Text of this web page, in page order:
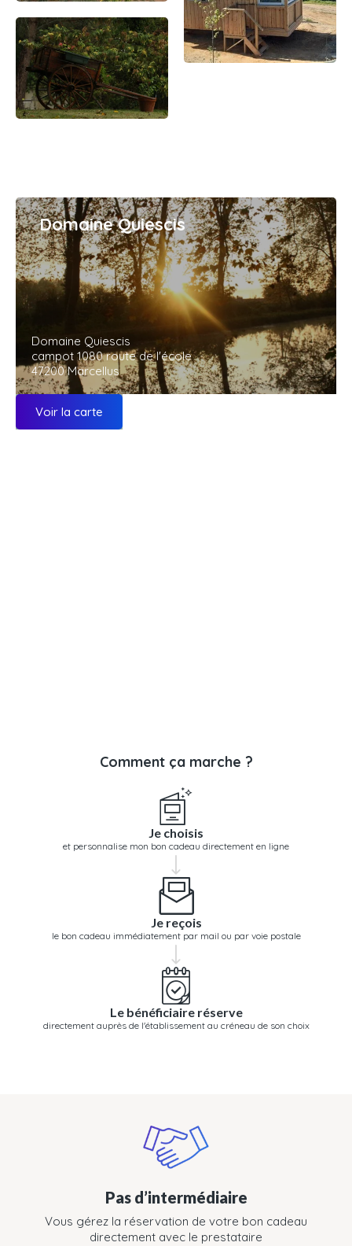
Domaine Quiescis
Domaine Quiescis
campot 1080 route de l'école
47200 Marcellus
Voir la carte
Comment ça marche ?
Je choisis
et personnalise mon bon cadeau directement en ligne
Je reçois
le bon cadeau immédiatement par mail ou par voie postale
Le bénéficiaire réserve
directement auprès de l'établissement au créneau de son choix
Pas d’intermédiaire
Vous gérez la réservation de votre bon cadeau
directement avec le prestataire